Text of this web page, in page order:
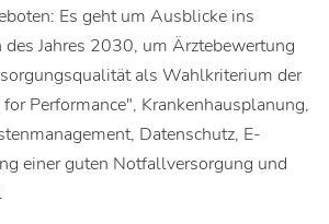
Es geht um Ausblicke ins
Jahres 2030, um Ärztebewertung
als Wahlkriterium der
Performance", Krankenhausplanung,
Datenschutz, E-
einer guten Notfallversorgung und